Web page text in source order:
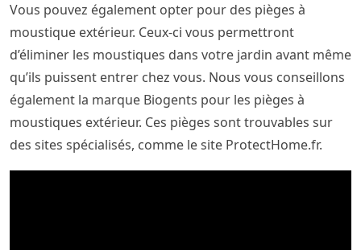
Vous pouvez également opter pour des pièges à
moustique extérieur. Ceux-ci vous permettront
d’éliminer les moustiques dans votre jardin avant même
qu’ils puissent entrer chez vous. Nous vous conseillons
également la marque Biogents pour les pièges à
moustiques extérieur. Ces pièges sont trouvables sur
des sites spécialisés, comme le site ProtectHome.fr.